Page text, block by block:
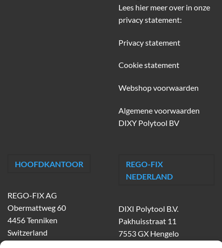
Lees hier meer over in onze
privacy statement:
Privacy statement
Cookie statement
Webshop voorwaarden
Algemene voorwaarden
DIXY Polytool BV
HOOFDKANTOOR
REGO-FIX AG
Obermattweg 60
4456 Tenniken
Switzerland
REGO-FIX
NEDERLAND
DIXI Polytool B.V.
Pakhuisstraat 11
7553 GX Hengelo